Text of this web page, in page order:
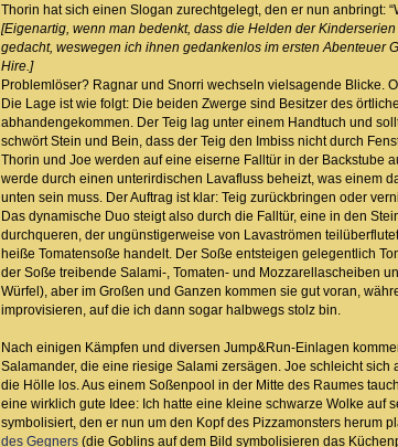
Thorin hat sich einen Slogan zurechtgelegt, den er nun anbringt:
[Eigenartig, wenn man bedenkt, dass die Helden der
gedacht, weswegen ich ihnen gedankenlos im ersten Abenteuer
Hire.]
Problemlöser? Ragnar und Snorri wechseln vielsagende Blicke.
Die Lage ist wie folgt: Die beiden Zwerge sind Besitzer des
abhandengekommen. Der Teig lag unter einem Handtuch und
schwört Stein und Bein, dass der Teig den Imbiss nicht durch
Thorin und Joe werden auf eine eiserne Falltür in der Backstube
werde durch einen unterirdischen Lavafluss beheizt, was einem
unten sein muss. Der Auftrag ist klar: Teig zurückbringen oder
Das dynamische Duo steigt also durch die Falltür, eine in den
durchqueren, der ungünstigerweise von Lavaströmen
heiße Tomatensoße handelt. Der Soße entsteigen gelegentlich
der Soße treibende Salami-, Tomaten- und Mozzarellascheiben
Würfel), aber im Großen und Ganzen kommen sie gut voran,
improvisieren, auf die ich dann sogar halbwegs stolz bin.
Nach einigen Kämpfen und diversen Jump&Run-Einlagen
Salamander, die eine riesige Salami zersägen. Joe schleicht
die Hölle los. Aus einem Soßenpool in der Mitte des Raumes
eine wirklich gute Idee: Ich hatte eine kleine schwarze Wolke
symbolisiert, den er nun um den Kopf des Pizzamonsters herum
des Gegners(die Goblins auf dem Bild symbolisieren das